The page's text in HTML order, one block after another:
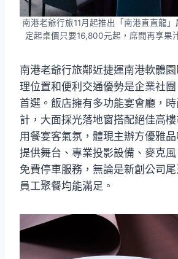
南港老爺行旅11月起推出「南港直直龍
定起桌價只要16,800元起，席間再享果
南港老爺行旅鄰近捷運南港軟體
理位置和便利交通優勢是企業社
首選。飯店擁有多功能宴會廳，
計，大面採光落地窗搭配絕佳高
用餐宴客氣氛，體現主辦方優雅
提供舞台、專業投影設備、麥克
免費停車服務，無論是新創公司
員工聚餐均能滿足。